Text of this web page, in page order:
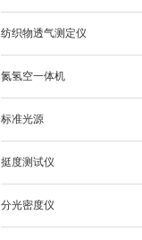
纺织物透气测定仪
氮氢空一体机
标准光源
挺度测试仪
分光密度仪